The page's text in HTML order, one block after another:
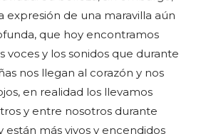
expresión de una maravilla aún
que hoy encontramos
voces y los sonidos que durante
nos llegan al corazón y nos
en realidad los llevamos
y entre nosotros durante
están más vivos y encendidos